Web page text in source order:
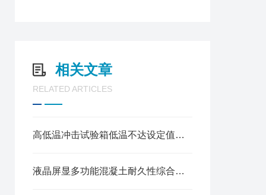
相关文章
RELATED ARTICLES
高低温冲击试验箱低温不达设定值的原因
液晶屏显多功能混凝土耐久性综合试验仪